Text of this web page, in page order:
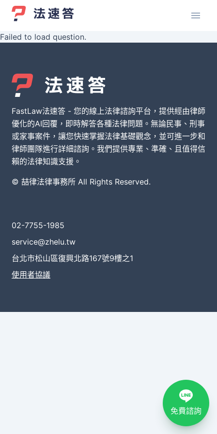
Failed to load question.
FastLaw法速答 - 您的線上法律諮詢平台，提供經由律師
優化的AI回覆，即時解答各種法律問題。無論民事、刑事
或家事案件，讓您快速掌握法律基礎觀念，並可進一步和
律師團隊進行詳細諮詢。我們提供專業、準確、且值得信
賴的法律知識支援。
© 喆律法律事務所 All Rights Reserved.
02-7755-1985
service@zhelu.tw
台北市松山區復興北路167號9樓之1
使用者協議
免費諮詢